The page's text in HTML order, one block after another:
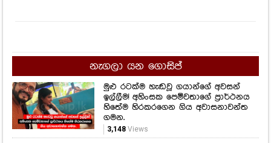
නැගලා යන ගොසිප්
මුළු රටක්ම හැඬවූ ගයාන්ගේ අවසන්
ඉල්ලීම! අහිංසක පෙම්වතාගේ ප්‍රාර්ථනය
හිතේම හිරකරගෙන ගිය අවාසනාවන්ත
ගමන.
3,148Views